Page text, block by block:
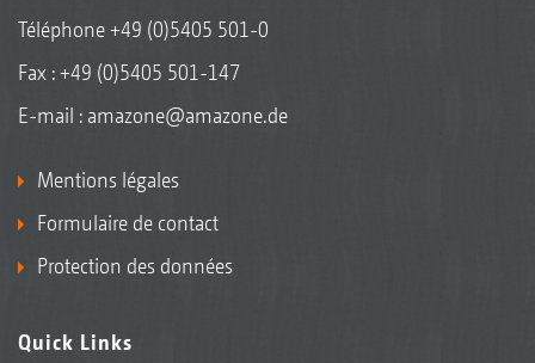
Téléphone+49 (0)5405 501-0
Fax : +49 (0)5405 501-147
E-mail : amazone@amazone.de
Mentions légales
Formulaire de contact
Protection des données
Quick Links